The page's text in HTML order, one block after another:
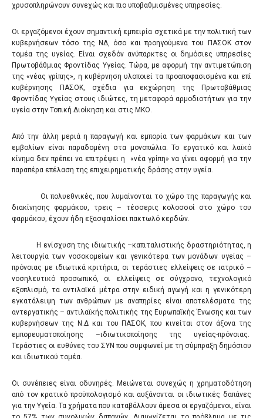
χρυσοπληρώνουν συνεχώς και πιο υποβαθμισμένες υπηρεσίες.
Οι εργαζόμενοι έχουν σημαντική εμπειρία σχετικά με την πολιτική των
κυβερνήσεων τόσο της ΝΔ, όσο και προηγούμενα του ΠΑΣΟΚ στον
τομέα της υγείας. Είναι σχεδόν ανύπαρκτες οι δημόσιες υπηρεσίες
Πρωτοβάθμιας Φροντίδας Υγείας. Τώρα, με αφορμή την αντιμετώπιση
της «νέας γρίπης», η κυβέρνηση υλοποιεί τα προαποφασισμένα και επί
κυβέρνησης ΠΑΣΟΚ, σχέδια για εκχώρηση της Πρωτοβάθμιας
Φροντίδας Υγείας στους ιδιώτες, τη μεταφορά αρμοδιοτήτων για την
υγεία στην Τοπική Διοίκηση και στις ΜΚΟ.
Από την άλλη μεριά η παραγωγή και εμπορία των φαρμάκων και των
εμβολίων είναι παραδομένη στα μονοπώλια. Το εργατικό και λαϊκό
κίνημα δεν πρέπει να επιτρέψει η «νέα γρίπη» να γίνει αφορμή για την
παραπέρα επέλαση της επιχειρηματικής δράσης στην υγεία.
Oι πολυεθνικές, που λυμαίνονται το χώρο της παραγωγής και
διακίνησης φαρμάκου, τρεις – τέσσερις κολοσσοί στο χώρο του
φαρμάκου, έχουν ήδη εξασφαλίσει πακτωλό κερδών.
Η ενίσχυση της ιδιωτικής –καπιταλιστικής δραστηριότητας, η
λειτουργία των νοσοκομείων και γενικότερα των μονάδων υγείας –
πρόνοιας με ιδιωτικά κριτήρια, οι τεράστιες ελλείψεις σε ιατρικό –
νοσηλευτικό προσωπικό, οι ελλείψεις σε σύγχρονο, τεχνολογικό
εξοπλισμό, τα αντιλαϊκά μέτρα στην ειδική αγωγή και η γενικότερη
εγκατάλειψη των ανθρώπων με αναπηρίες είναι αποτελέσματα της
αντεργατικής – αντιλαϊκής πολιτικής της Ευρωπαϊκής Ένωσης και των
κυβερνήσεων της Ν.Δ και του ΠΑΣΟΚ, που κινείται στον άξονα της
εμπορευματοποίησης –ιδιωτικοποίησης της υγείας-πρόνοιας.
Τεράστιες οι ευθύνες του ΣΥΝ που συμφωνεί με τη σύμπραξη δημόσιου
και ιδιωτικού τομέα.
Οι συνέπειες είναι οδυνηρές. Μειώνεται συνεχώς η χρηματοδότηση
από τον κρατικό προϋπολογισμό και αυξάνονται οι ιδιωτικές δαπάνες
για την Υγεία. Τα χρήματα που καταβάλλουν άμεσα οι εργαζόμενοι, είναι